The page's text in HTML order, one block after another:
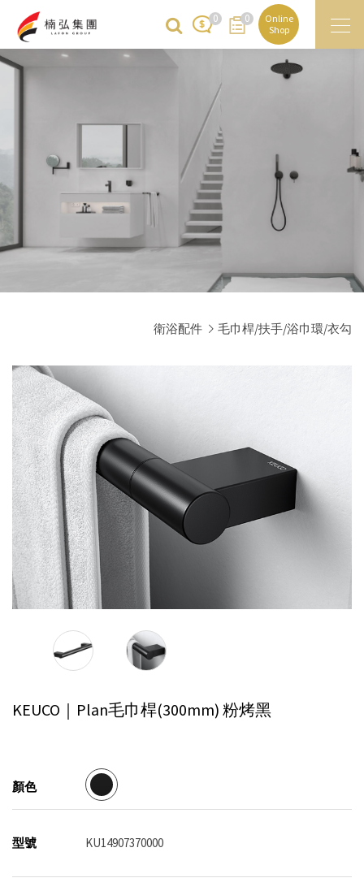
0 0
Online
Shop
衛浴配件 毛巾桿/扶手/浴巾環/衣勾
KEUCO｜Plan毛巾桿(300mm) 粉烤黑
顏色
型號 KU14907370000